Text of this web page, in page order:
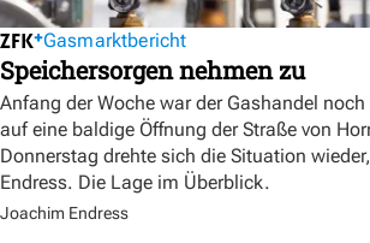
Gasmarktbericht
Speichersorgen nehmen zu
Anfang der Woche war der Gashandel
auf eine baldige Öffnung der Straße von
Donnerstag drehte sich die Situation
Endress. Die Lage im Überblick.
Joachim Endress